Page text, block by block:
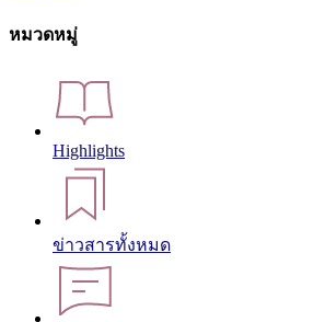
หมวดหมู่
Highlights
ข่าวสารทั้งหมด